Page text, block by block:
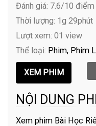
Đánh giá: 7.6/10 điểm
Thời lượng: 1g 29phút
Lượt xem: 01 view
Thể loại: Phim Phim
NỘI DUNG
Xem phim Bài Học